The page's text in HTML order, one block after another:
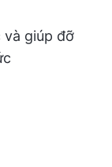
và giúp đỡ